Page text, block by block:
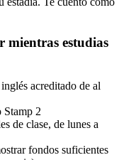
mientras estudias
acreditado de al
Stamp 2
de clase, de lunes a
fondos suficientes